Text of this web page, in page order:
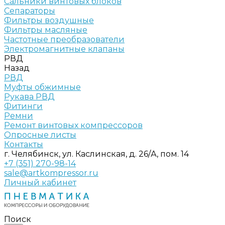
Сепараторы
Фильтры воздушные
Фильтры масляные
Частотные преобразователи
Электромагнитные клапаны
РВД
Назад
РВД
Муфты обжимные
Рукава РВД
Фитинги
Ремни
Ремонт винтовых компрессоров
Опросные листы
Контакты
г. Челябинск, ул. Каслинская, д. 26/А, пом. 14
+7 (351) 270-98-14
sale@artkompressor.ru
Личный кабинет
Поиск